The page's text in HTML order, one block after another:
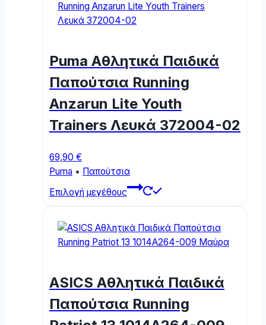
variants.
be
chosen
on
the
product
page
Puma Αθλητικά Παιδικά
Παπούτσια Running
Anzarun Lite Youth
Trainers Λευκά 372004-02
69,90 €
Puma • Παπούτσια
Επιλογή μεγέθους
This
multiple
variants.
may
be
chosen
ASICS Αθλητικά Παιδικά
Παπούτσια Running